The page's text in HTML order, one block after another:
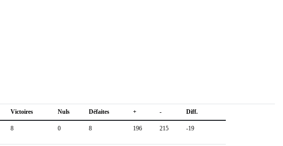
Victoires Nuls Défaites + - Diff.
8 0 8 196 215 -19